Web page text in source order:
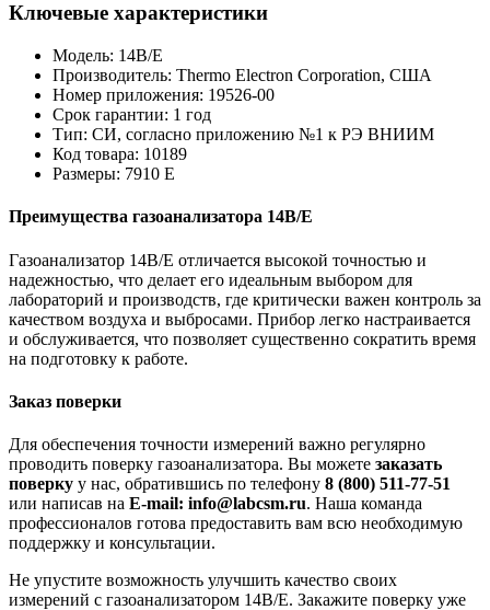
Ключевые характеристики
Модель: 14B/E
Производитель: Thermo Electron Corporation, США
Номер приложения: 19526-00
Срок гарантии: 1 год
Тип: СИ, согласно приложению №1 к РЭ ВНИИМ
Код товара: 10189
Размеры: 7910 Е
Преимущества газоанализатора 14B/E
Газоанализатор 14B/E отличается высокой точностью и
надежностью, что делает его идеальным выбором для
лабораторий и производств, где критически важен контроль за
качеством воздуха и выбросами. Прибор легко настраивается
и обслуживается, что позволяет существенно сократить время
на подготовку к работе.
Заказ поверки
Для обеспечения точности измерений важно регулярно
проводить поверку газоанализатора. Вы можете заказать
поверку у нас, обратившись по телефону 8 (800) 511-77-51
или написав на E-mail: info@labcsm.ru. Наша команда
профессионалов готова предоставить вам всю необходимую
поддержку и консультации.
Не упустите возможность улучшить качество своих
измерений с газоанализатором 14B/E. Закажите поверку уже